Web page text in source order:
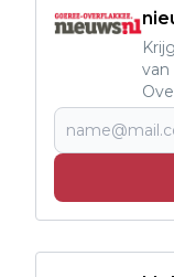
van